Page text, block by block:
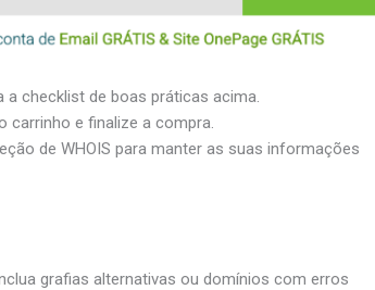
a checklist de boas práticas acima.
carrinho e finalize a compra.
de WHOIS para manter as suas informações
grafias alternativas ou domínios com erros